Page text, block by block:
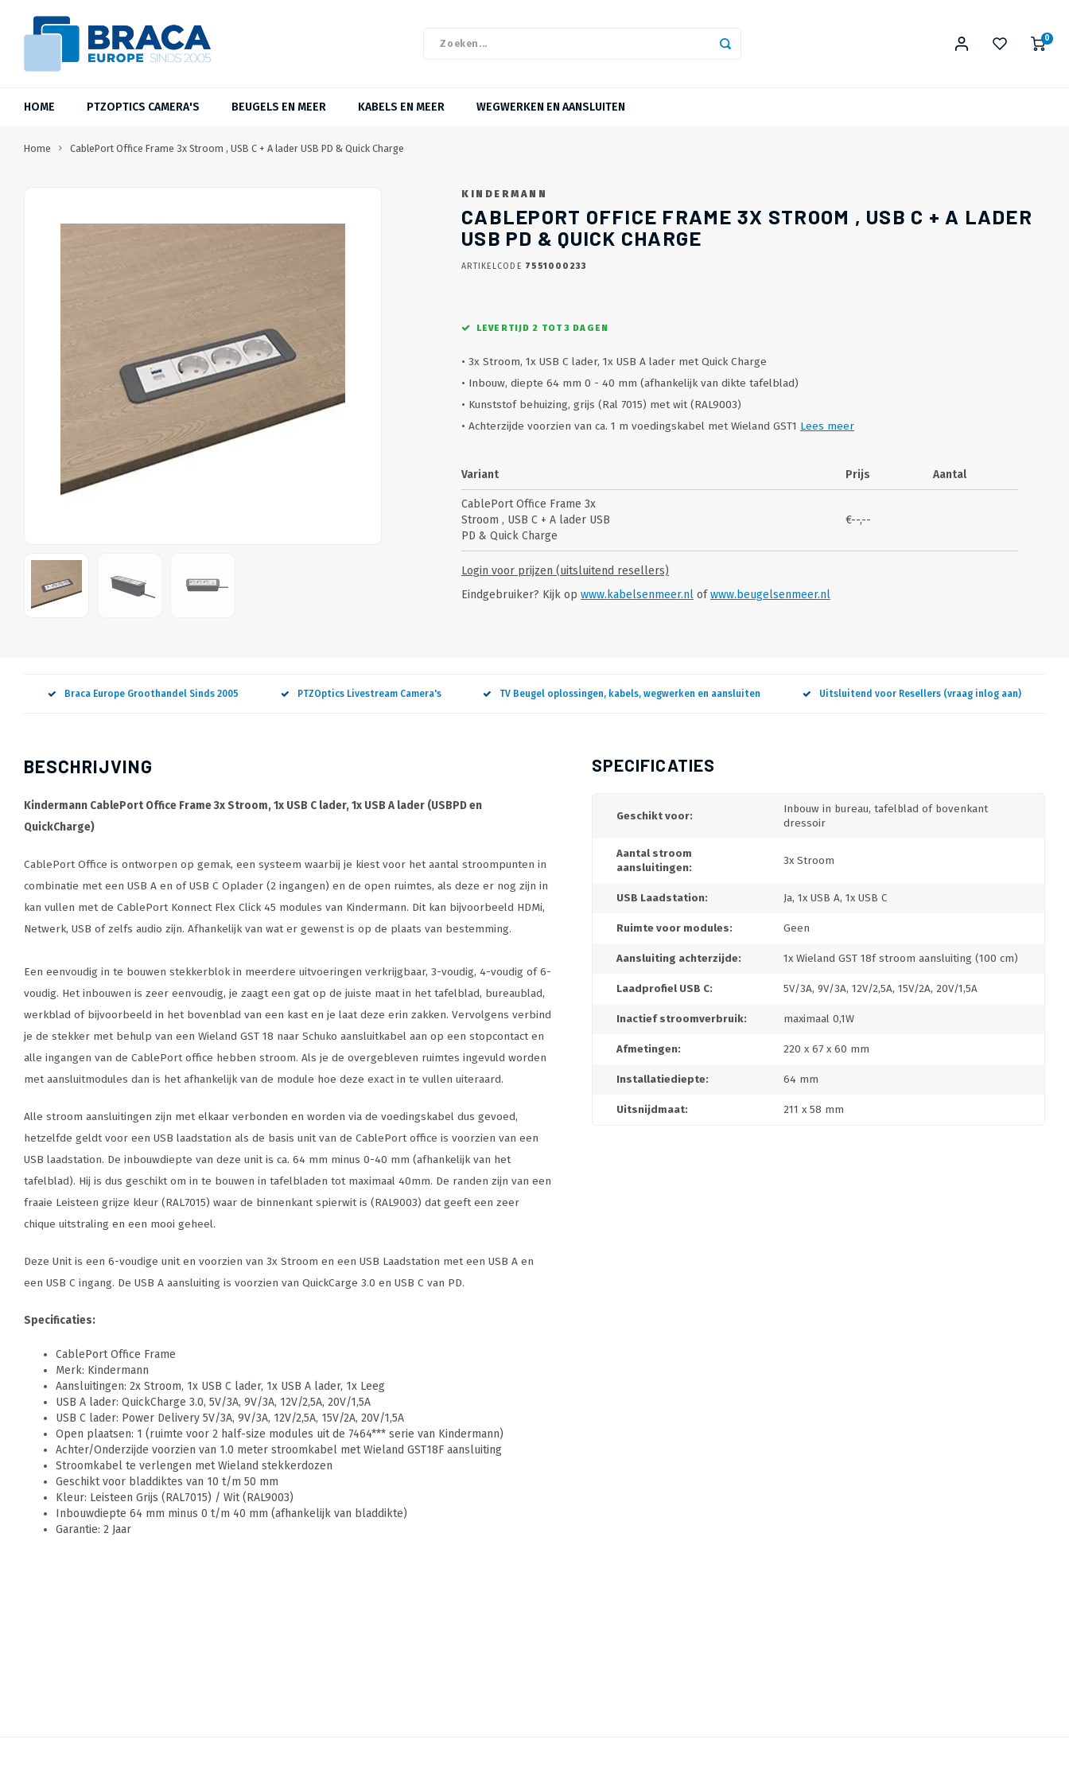
0
HOME PTZOPTICS CAMERA'S BEUGELS EN MEER KABELS EN MEER WEGWERKEN EN AANSLUITEN
Home CablePort Office Frame 3x Stroom , USB C + A lader USB PD & Quick Charge
KINDERMANN
CABLEPORT OFFICE FRAME 3X STROOM , USB C + A LADER
USB PD & QUICK CHARGE
ARTIKELCODE 7551000233
LEVERTIJD 2 TOT 3 DAGEN
• 3x Stroom, 1x USB C lader, 1x USB A lader met Quick Charge
• Inbouw, diepte 64 mm 0 - 40 mm (afhankelijk van dikte tafelblad)
• Kunststof behuizing, grijs (Ral 7015) met wit (RAL9003)
• Achterzijde voorzien van ca. 1 m voedingskabel met Wieland GST1 Lees meer
Variant Prijs Aantal
CablePort Office Frame 3x
Stroom , USB C + A lader USB
PD & Quick Charge
€--,--
Login voor prijzen (uitsluitend resellers)
Eindgebruiker? Kijk op www.kabelsenmeer.nl ofwww.beugelsenmeer.nl
Braca Europe Groothandel Sinds 2005 PTZOptics Livestream Camera's TV Beugel oplossingen, kabels, wegwerken en aansluiten Uitsluitend voor Resellers (vraag inlog aan)
BESCHRIJVING
Kindermann CablePort Office Frame 3x Stroom, 1x USB C lader, 1x USB A lader (USBPD en
QuickCharge)
CablePort Office is ontworpen op gemak, een systeem waarbij je kiest voor het aantal stroompunten in
combinatie met een USB A en of USB C Oplader (2 ingangen) en de open ruimtes, als deze er nog zijn in
kan vullen met de CablePort Konnect Flex Click 45 modules van Kindermann. Dit kan bijvoorbeeld HDMi,
Netwerk, USB of zelfs audio zijn. Afhankelijk van wat er gewenst is op de plaats van bestemming.
Een eenvoudig in te bouwen stekkerblok in meerdere uitvoeringen verkrijgbaar, 3-voudig, 4-voudig of 6-
voudig. Het inbouwen is zeer eenvoudig, je zaagt een gat op de juiste maat in het tafelblad, bureaublad,
werkblad of bijvoorbeeld in het bovenblad van een kast en je laat deze erin zakken. Vervolgens verbind
je de stekker met behulp van een Wieland GST 18 naar Schuko aansluitkabel aan op een stopcontact en
alle ingangen van de CablePort office hebben stroom. Als je de overgebleven ruimtes ingevuld worden
met aansluitmodules dan is het afhankelijk van de module hoe deze exact in te vullen uiteraard.
Alle stroom aansluitingen zijn met elkaar verbonden en worden via de voedingskabel dus gevoed,
hetzelfde geldt voor een USB laadstation als de basis unit van de CablePort office is voorzien van een
USB laadstation. De inbouwdiepte van deze unit is ca. 64 mm minus 0-40 mm (afhankelijk van het
tafelblad). Hij is dus geschikt om in te bouwen in tafelbladen tot maximaal 40mm. De randen zijn van een
fraaie Leisteen grijze kleur (RAL7015) waar de binnenkant spierwit is (RAL9003) dat geeft een zeer
chique uitstraling en een mooi geheel.
Deze Unit is een 6-voudige unit en voorzien van 3x Stroom en een USB Laadstation met een USB A en
een USB C ingang. De USB A aansluiting is voorzien van QuickCarge 3.0 en USB C van PD.
Specificaties:
CablePort Office Frame
Merk: Kindermann
Aansluitingen: 2x Stroom, 1x USB C lader, 1x USB A lader, 1x Leeg
USB A lader: QuickCharge 3.0, 5V/3A, 9V/3A, 12V/2,5A, 20V/1,5A
USB C lader: Power Delivery 5V/3A, 9V/3A, 12V/2,5A, 15V/2A, 20V/1,5A
Open plaatsen: 1 (ruimte voor 2 half-size modules uit de 7464*** serie van Kindermann)
Achter/Onderzijde voorzien van 1.0 meter stroomkabel met Wieland GST18F aansluiting
Stroomkabel te verlengen met Wieland stekkerdozen
Geschikt voor bladdiktes van 10 t/m 50 mm
Kleur: Leisteen Grijs (RAL7015) / Wit (RAL9003)
Inbouwdiepte 64 mm minus 0 t/m 40 mm (afhankelijk van bladdikte)
Garantie: 2 Jaar
SPECIFICATIES
Geschikt voor:
Inbouw in bureau, tafelblad of bovenkant
dressoir
Aantal stroom
aansluitingen:
3x Stroom
USB Laadstation: Ja, 1x USB A, 1x USB C
Ruimte voor modules: Geen
Aansluiting achterzijde: 1x Wieland GST 18f stroom aansluiting (100 cm)
Laadprofiel USB C: 5V/3A, 9V/3A, 12V/2,5A, 15V/2A, 20V/1,5A
Inactief stroomverbruik: maximaal 0,1W
Afmetingen: 220 x 67 x 60 mm
Installatiediepte: 64 mm
Uitsnijdmaat: 211 x 58 mm